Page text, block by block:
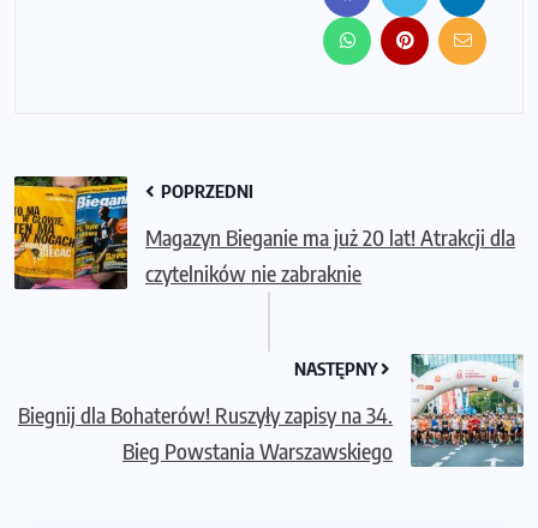
POPRZEDNI
Magazyn Bieganie ma już 20 lat! Atrakcji dla
czytelników nie zabraknie
NASTĘPNY
Biegnij dla Bohaterów! Ruszyły zapisy na 34.
Bieg Powstania Warszawskiego